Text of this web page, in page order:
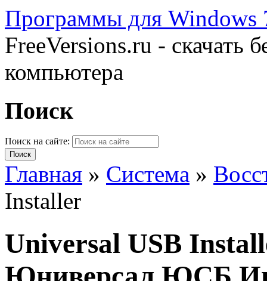
Программы для Windows
FreeVersions.ru - скачать
компьютера
Поиск
Поиск на сайте:
Главная » Система »
Installer
Universal USB